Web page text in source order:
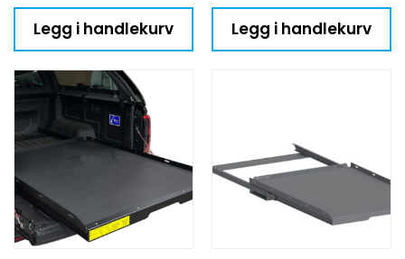
Legg i handlekurv Legg i handlekurv